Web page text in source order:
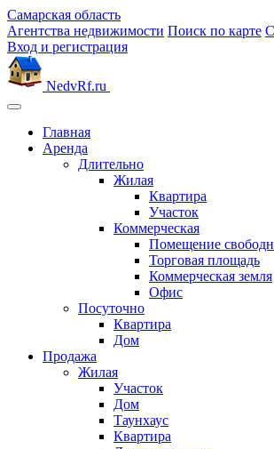
Самарская область
Агентства недвижимости Поиск по карте
Вход и регистрация
NedvRf.ru
Главная
Аренда
Длительно
Жилая
Квартира
Участок
Коммерческая
Помещение
Торговая площадь
Коммерческая земля
Офис
Посуточно
Квартира
Дом
Продажа
Жилая
Участок
Дом
Таунхаус
Квартира